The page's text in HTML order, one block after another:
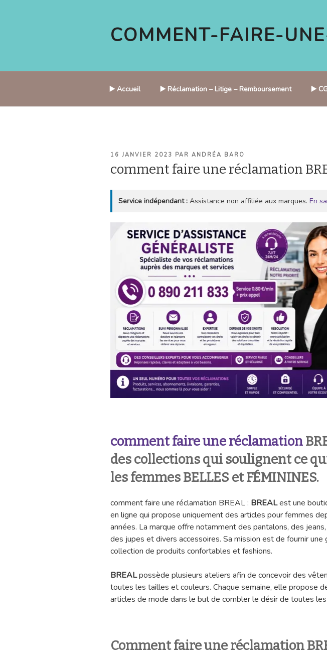
COMMENT-FAIRE-
▶️ Accueil ▶️ Réclamation – Litige – Remboursement ▶️
PUBLIÉ
16 JANVIER 2023 PAR ANDRÉA BARO
comment faire une réclamation
Service indépendant : Assistance non affiliée aux marques. En
comment faire une réclamation
des collections qui soulignent ce
les femmes BELLES et FÉMININES.
comment faire une réclamation BREAL : BREALest une
en ligne qui propose uniquement des articles pour femmes
années. La marque offre notamment des pantalons, des
des jupes et divers accessoires. Sa mission est de fournir une
collection de produits confortables et fashions.
BREALpossède plusieurs ateliers afin de concevoir des
toutes les tailles et couleurs. Chaque semaine, elle propose
articles de mode dans le but de combler le désir de toutes
Comment faire une réclamation